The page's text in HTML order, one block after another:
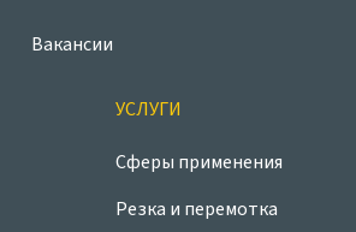
Вакансии
УСЛУГИ
Сферы применения
Резка и перемотка